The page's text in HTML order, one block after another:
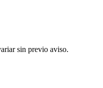
sin previo aviso.